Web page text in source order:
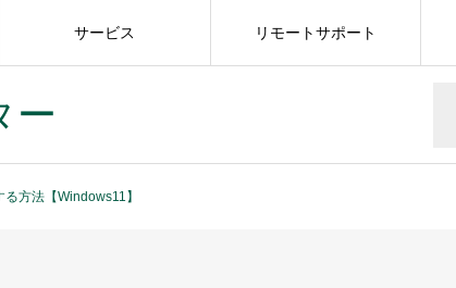
ー
サービス リモートサポート
方法【Windows11】